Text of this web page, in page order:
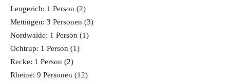
Lengerich: 1 Person (2)
Mettingen: 3 Personen (3)
Nordwalde: 1 Person (1)
Ochtrup: 1 Person (1)
Recke: 1 Person (2)
Rheine: 9 Personen (12)